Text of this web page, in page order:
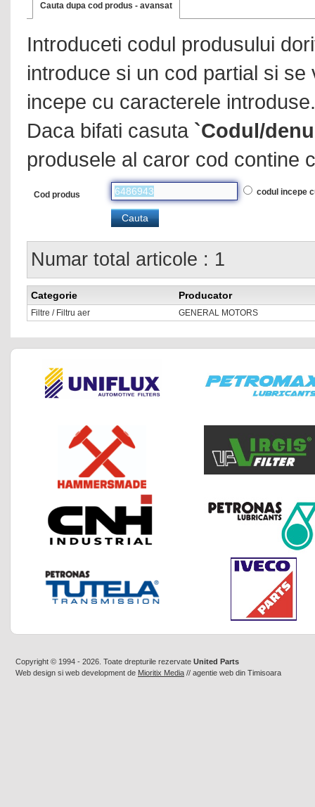
Cauta dupa cod produs - avansat
Introduceti codul produsului
introduce si un cod partial si
incepe cu caracterele introduse.
Daca bifati casuta `Codul/
produsele al caror cod contine
Cod produs codul incepe
Numar total articole : 1
Categorie Producator
Filtre / Filtru aer GENERAL MOTORS
Copyright © 1994 - 2026. Toate drepturile rezervate United Parts
Web design si web development de Mioritix Media // agentie web din Timisoara